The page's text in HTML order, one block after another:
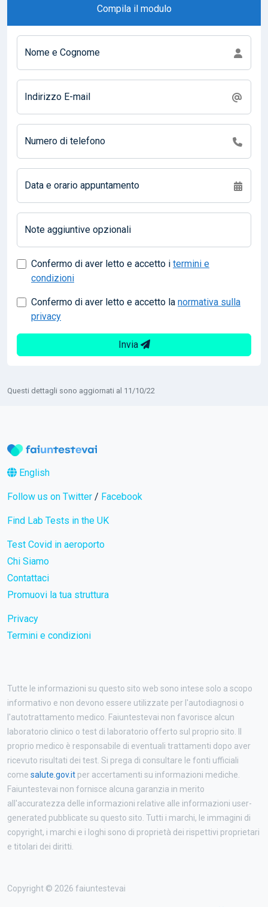
Compila il modulo
Nome e Cognome
Indirizzo E-mail
Numero di telefono
Data e orario appuntamento
Note aggiuntive opzionali
Confermo di aver letto e accetto i termini e
condizioni
Confermo di aver letto e accetto la normativa sulla
privacy
Invia
Questi dettagli sono aggiornati al 11/10/22
English
Follow us on Twitter / Facebook
Find Lab Tests in the UK
Test Covid in aeroporto
Chi Siamo
Contattaci
Promuovi la tua struttura
Privacy
Termini e condizioni
Tutte le informazioni su questo sito web sono intese solo a scopo
informativo e non devono essere utilizzate per l'autodiagnosi o
l'autotrattamento medico. Faiuntestevai non favorisce alcun
laboratorio clinico o test di laboratorio offerto sul proprio sito. Il
proprio medico è responsabile di eventuali trattamenti dopo aver
ricevuto risultati dei test. Si prega di consultare le fonti ufficiali
come salute.gov.it per accertamenti su informazioni mediche.
Faiuntestevai non fornisce alcuna garanzia in merito
all'accuratezza delle informazioni relative alle informazioni user-
generated pubblicate su questo sito. Tutti i marchi, le immagini di
copyright, i marchi e i loghi sono di proprietà dei rispettivi proprietari
e titolari dei diritti.
Copyright © 2026 faiuntestevai